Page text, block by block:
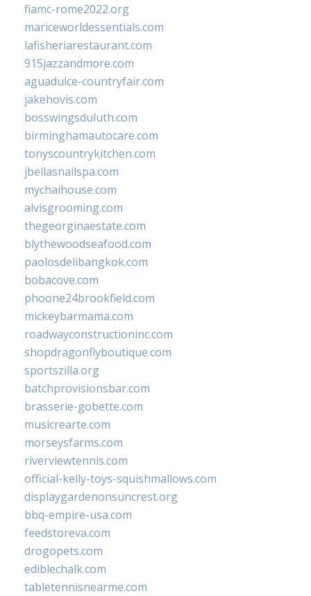
fiamc-rome2022.org
mariceworldessentials.com
lafisheriarestaurant.com
915jazzandmore.com
aguadulce-countryfair.com
jakehovis.com
bosswingsduluth.com
birminghamautocare.com
tonyscountrykitchen.com
jbellasnailspa.com
mychaihouse.com
alvisgrooming.com
thegeorginaestate.com
blythewoodseafood.com
paolosdelibangkok.com
bobacove.com
phoone24brookfield.com
mickeybarmama.com
roadwayconstructioninc.com
shopdragonflyboutique.com
sportszilla.org
batchprovisionsbar.com
brasserie-gobette.com
musicrearte.com
morseysfarms.com
riverviewtennis.com
official-kelly-toys-squishmallows.com
displaygardenonsuncrest.org
bbq-empire-usa.com
feedstoreva.com
drogopets.com
ediblechalk.com
tabletennisnearme.com